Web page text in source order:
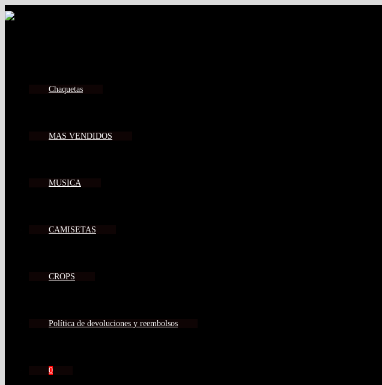
Chaquetas
MAS VENDIDOS
MUSICA
CAMISETAS
CROPS
Política de devoluciones y reembolsos
0